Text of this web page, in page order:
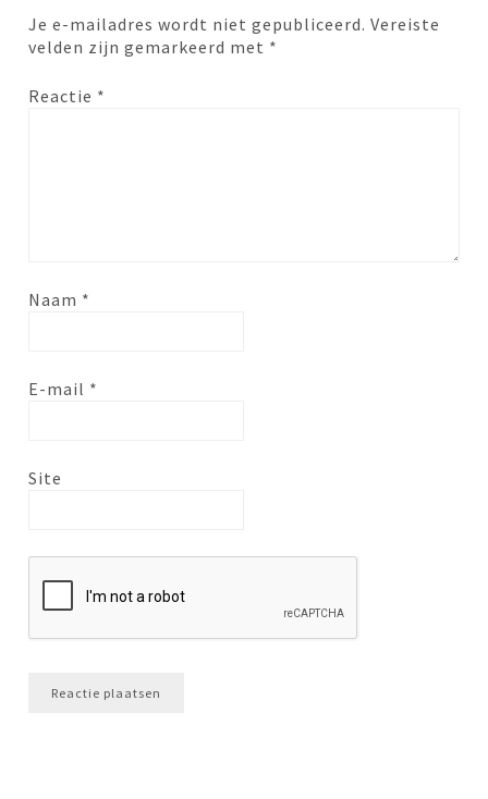
Je e-mailadres wordt niet gepubliceerd. Vereiste
velden zijn gemarkeerd met *
Reactie *
Naam *
E-mail *
Site